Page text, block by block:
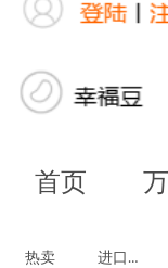
首页
热卖 进口商品
我是段落。点击这
我是段落。点击这